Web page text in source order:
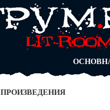
АВТОРЫ
БЛОГИ
АБИТУРА
ПРОИЗВЕДЕНИЯ